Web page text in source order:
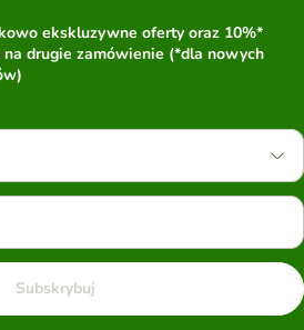
ekskluzywne oferty oraz 10%*
na drugie zamówienie (*dla nowych
Subskrybuj